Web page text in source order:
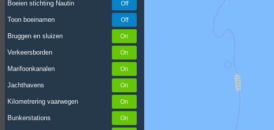
Boeien stichting Nautin
Toon boeinamen
Bruggen en sluizen
Verkeersborden
Marifoonkanalen
Jachthavens
Kilometrering vaarwegen
Bunkerstations